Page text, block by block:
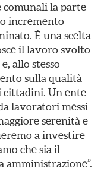
la parte
incremento
È una scelta
il lavoro svolto
allo stesso
sulla qualità
cittadini. Un ente
lavoratori messi
serenità e
a investire
che sia il
amministrazione”.